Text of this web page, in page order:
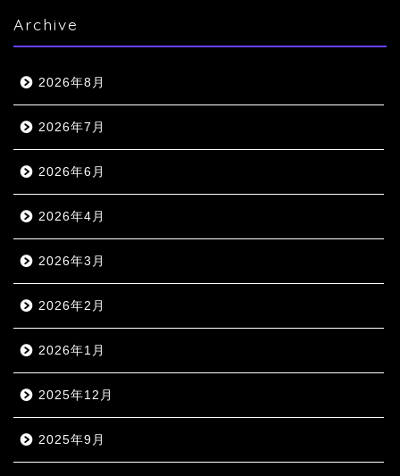
Archive
2026年8月
2026年7月
2026年6月
2026年4月
2026年3月
2026年2月
2026年1月
2025年12月
2025年9月